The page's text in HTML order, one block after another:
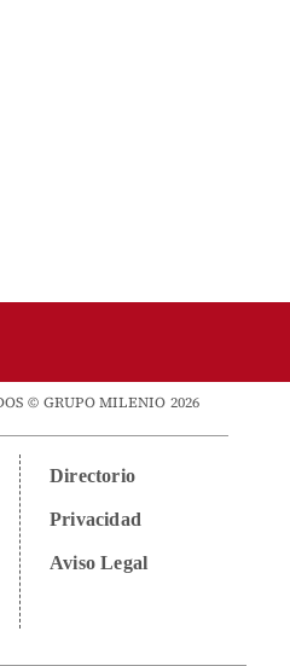
© GRUPO MILENIO 2026
Directorio
Privacidad
Aviso Legal